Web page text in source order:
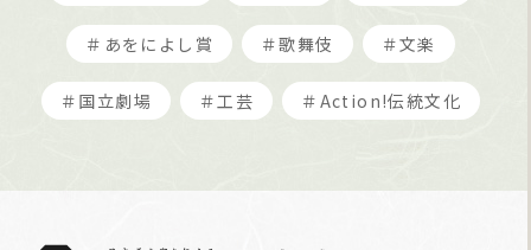
＃あをによし賞 ＃歌舞伎 ＃文楽
＃国立劇場 ＃工芸 ＃Action!伝統文化